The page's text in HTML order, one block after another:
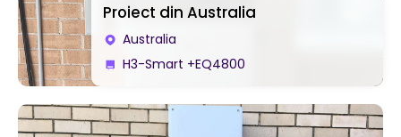
Proiect din Australia
Australia
H3-Smart +EQ4800